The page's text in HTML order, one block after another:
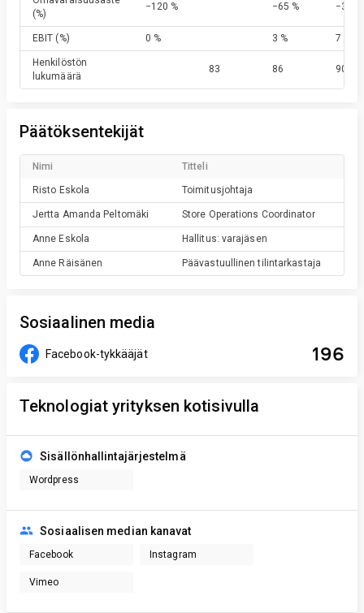
(%)
−120 % −65 % −33 %
EBIT (%) 0 % 3 % 7 %
Henkilöstön
lukumäärä
83 86 90
Päätöksentekijät
Nimi Titteli
Risto Eskola Toimitusjohtaja
Jertta Amanda Peltomäki Store Operations Coordinator
Anne Eskola Hallitus: varajäsen
Anne Räisänen Päävastuullinen tilintarkastaja
Sosiaalinen media
Facebook-tykkääjät 196
Teknologiat yrityksen kotisivulla
Sisällönhallintajärjestelmä
Wordpress
Sosiaalisen median kanavat
Facebook Instagram
Vimeo